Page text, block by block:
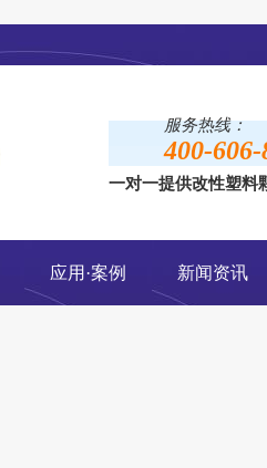
服务热线：
400-606-
一对一提供改性塑料
应用·案例 新闻资讯